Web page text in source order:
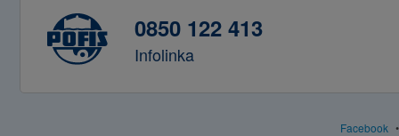
0850 122 413
Infolinka
Facebook